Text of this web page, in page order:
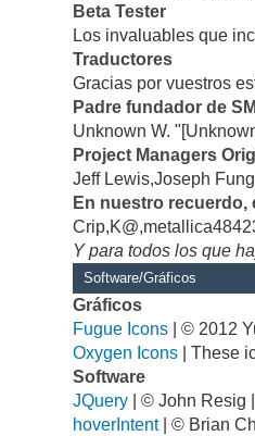
Beta Tester
Los invaluables que
Traductores
Gracias por vuestros
Padre fundador de
Unknown W.
Project Managers
Jeff Lewis,Joseph
En nuestro recuerdo,
Y para todos los que
Software/Gráficos
Gráficos
Fugue Icons | © 2012
Oxygen Icons | These
Software
JQuery | © John Resig
hoverIntent| © Brian